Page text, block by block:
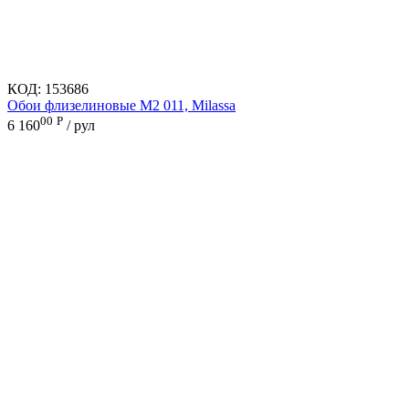
КОД: 153686
Обои флизелиновые M2 011, Milassa
6 16000 Р / рул